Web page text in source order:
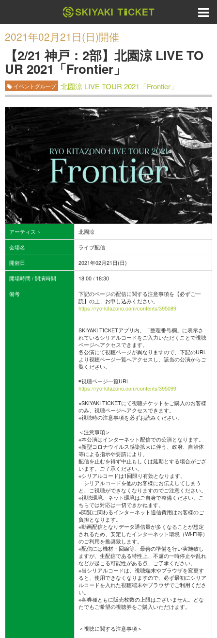
2021年02月21日(日)開催
【2/21 神戸：2部】北園涼 LIVE TO
UR 2021「Frontier」
イベントグループ 北園涼 LIVE TOUR 2021「Frontier」
アーティスト
北園涼
会場名
ライブ配信
開催日
2021年02月21日(日)
開場時間 / 開演時間
18:00 / 18:30
備考
下記のページの配信に関する注意事項を【必ずご一
読】の上、お申し込みください。
https://ryo-kitazono.com/contents/395089
SKIYAKI TICKETアプリ内、「整理番号欄」に表示さ
れているシリアルコードをご入力いただくことで視聴
ページへアクセスできます。
各公演にて視聴ページが異なりますので、下記のURL
より視聴ページ一覧へアクセスし、該当の公演からご
覧ください。
◉視聴ページ一覧URL
https://ryo-kitazono.com/contents/395099
※SKIYAKI TICKETにて視聴チケットをご購入のお客様
のみ、視聴ページへアクセスできます。
※視聴時の注意事項を必ずお読みください。
＜注意事項＞
※本公演はインターネット配信での公演となります。
※新型コロナウイルス感染拡大に伴う、政府、自治体
等による指示や要請により、
配信を止むを得ず中止もしくは延期とする場合がござ
います。ご了承ください。
※シリアルコードは1回限り有効となります。
シリアルコードを他のお客様にお伝えしてしまう
と、ご視聴ができなくなりますのでご注意ください。
※視聴環境、ネット環境はご自身で整備ください。こ
ちらでは対応は一切できかねます。
※閲覧に関わるインターネット通信費用はお客様のご
負担となります。
※動画配信となりデータ通信量が多くなることが想定
されるため、安定したインターネット環境（Wi-Fi等）
のご利用を推奨致します。
※配信には機材・回線等、最善の準備を行い実施致し
ますが、生配信である特性上、不慮の一時停止や乱れ
などが起こる可能性がある点、ご了承ください。
※当シリアルコードは、視聴端末やブラウザを変更す
ると、使用できなくなりますので、必ず最初にシリア
ルコードを入れた視聴端末やブラウザでご利用くださ
い。
※各券種ともに販売枚数の上限はございません。どな
たでもご希望の視聴券をご購入いただけます。
＜視聴に関する注意事項＞